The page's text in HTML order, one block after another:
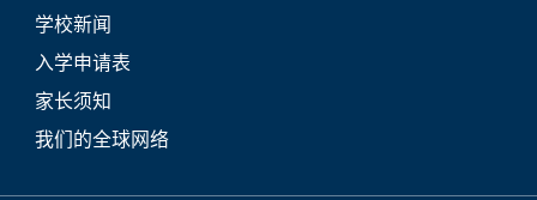
学校新闻
入学申请表
家长须知
我们的全球网络